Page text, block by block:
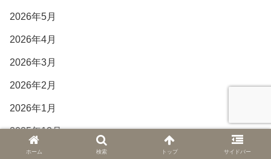
2026年5月
2026年4月
2026年3月
2026年2月
2026年1月
2025年12月
2025年11月
ホーム 検索 トップ サイドバー